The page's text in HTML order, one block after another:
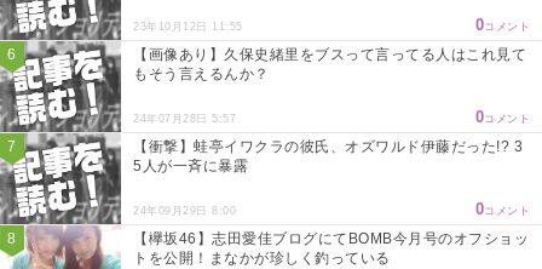
23年10月12日 11:55 0コメント
【画像あり】久保史緒里をブスって言ってる人はこれ見て
もそう言えるんか？
24年07月28日 5:57 0コメント
【衝撃】蛙亭イワクラの彼氏、オズワルド伊藤だった!? 3
5人が一斉に暴露
24年09月29日 8:00 0コメント
【欅坂46】志田愛佳ブログにてBOMB今月号のオフショッ
トを公開！まなかが珍しく釣っている